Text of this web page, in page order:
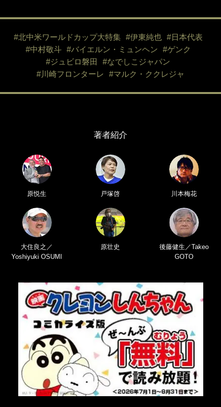
#北中米ワールドカップ大特集 #伊東純也
#日本代表
#中村敬斗
#バイエルン・ミュンヘン
#ゲンク
#ジュビロ磐田
#なでしこジャパン
#川崎フロンターレ
#マルク・ククレジャ
著者紹介
原悦生 戸塚啓 川本梅花
大住良之／
Yoshiyuki OSUMI
原壮史
後藤健生／Takeo
GOTO